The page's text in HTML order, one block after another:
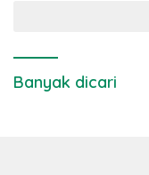
Banyak dicari